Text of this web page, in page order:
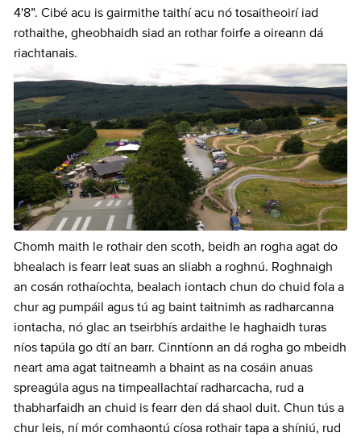
4'8”. Cibé acu is gairmithe taithí acu nó tosaitheoirí iad
rothaithe, gheobhaidh siad an rothar foirfe a oireann dá
riachtanais.
Chomh maith le rothair den scoth, beidh an rogha agat do
bhealach is fearr leat suas an sliabh a roghnú. Roghnaigh
an cosán rothaíochta, bealach iontach chun do chuid fola a
chur ag pumpáil agus tú ag baint taitnimh as radharcanna
iontacha, nó glac an tseirbhís ardaithe le haghaidh turas
níos tapúla go dtí an barr. Cinntíonn an dá rogha go mbeidh
neart ama agat taitneamh a bhaint as na cosáin anuas
spreagúla agus na timpeallachtaí radharcacha, rud a
thabharfaidh an chuid is fearr den dá shaol duit. Chun tús a
chur leis, ní mór comhaontú cíosa rothair tapa a shíniú, rud